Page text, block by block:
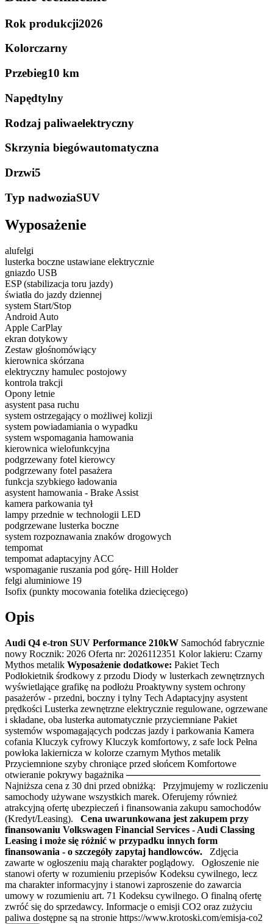
Rok produkcji2026
Kolorczarny
Przebieg10 km
Napędtylny
Rodzaj paliwaelektryczny
Skrzynia biegówautomatyczna
Drzwi5
Typ nadwoziaSUV
Wyposażenie
alufelgi
lusterka boczne ustawiane elektrycznie
gniazdo USB
ESP (stabilizacja toru jazdy)
światła do jazdy dziennej
system Start/Stop
Android Auto
Apple CarPlay
ekran dotykowy
Zestaw głośnomówiący
kierownica skórzana
elektryczny hamulec postojowy
kontrola trakcji
Opony letnie
asystent pasa ruchu
system ostrzegający o możliwej kolizji
system powiadamiania o wypadku
system wspomagania hamowania
kierownica wielofunkcyjna
podgrzewany fotel kierowcy
podgrzewany fotel pasażera
funkcja szybkiego ładowania
asystent hamowania - Brake Assist
kamera parkowania tył
lampy przednie w technologii LED
podgrzewane lusterka boczne
system rozpoznawania znaków drogowych
tempomat
tempomat adaptacyjny ACC
wspomaganie ruszania pod górę- Hill Holder
felgi aluminiowe 19
Isofix (punkty mocowania fotelika dziecięcego)
Opis
Audi Q4 e-tron SUV Performance 210kW Samochód fabrycznie
nowy Rocznik: 2026 Oferta nr: 2026112351 Kolor lakieru: Czarny
Mythos metalik Wyposażenie dodatkowe: Pakiet Tech
Podłokietnik środkowy z przodu Diody w lusterkach zewnętrznych
wyświetlające grafikę na podłożu Proaktywny system ochrony
pasażerów - przedni, boczny i tylny Tech Adaptacyjny asystent
prędkości Lusterka zewnętrzne elektrycznie regulowane, ogrzewane
i składane, oba lusterka automatycznie przyciemniane Pakiet
systemów wspomagających podczas jazdy i parkowania Kamera
cofania Kluczyk cyfrowy Kluczyk komfortowy, z safe lock Pełna
powłoka lakiernicza w kolorze czarnym Mythos metalik
Przyciemnione szyby chroniące przed słońcem Komfortowe
otwieranie pokrywy bagażnika ────────────────────
Najniższa cena z 30 dni przed obniżką: Przyjmujemy w rozliczeniu
samochody używane wszystkich marek. Oferujemy również
atrakcyjną ofertę ubezpieczeń i finansowania zakupu samochodów
(Kredyt/Leasing). Cena uwarunkowana jest zakupem przy
finansowaniu Volkswagen Financial Services - Audi Classing
Leasing i może się różnić w przypadku innych form
finansowania - o szczegóły zapytaj handlowców. Zdjęcia
zawarte w ogłoszeniu mają charakter poglądowy. Ogłoszenie nie
stanowi oferty w rozumieniu przepisów Kodeksu cywilnego, lecz
ma charakter informacyjny i stanowi zaproszenie do zawarcia
umowy w rozumieniu art. 71 Kodeksu cywilnego. O finalną ofertę
zwróć się do sprzedawcy. Informacje o emisji CO2 oraz zużyciu
paliwa dostępne są na stronie https://www.krotoski.com/emisja-co2